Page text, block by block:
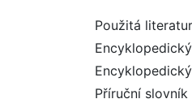
Použitá
Příruční